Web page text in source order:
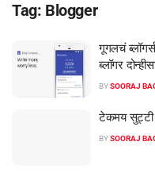
Tag: Blogger
गूगलचं
ब्लॉगर
BYSOORAJ
टेकमय सुट्टी
BYSOORAJ